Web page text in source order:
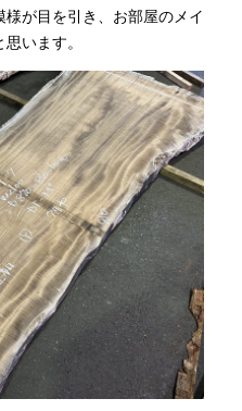
が目を引き、お部屋のメイ
います。